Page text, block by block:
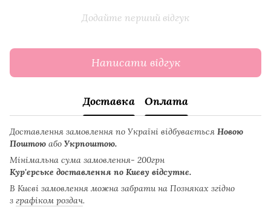
Додайте перший відгук
Написати відгук
Доставка Оплата
Доставлення замовлення по Україні відбувається Новою
Поштою або Укрпоштою.
Мінімальна сума замовлення- 200грн
Кур'єрське доставлення по Києву відсутнє.
В Києві замовлення можна забрати на Позняках згідно
з графіком роздач.